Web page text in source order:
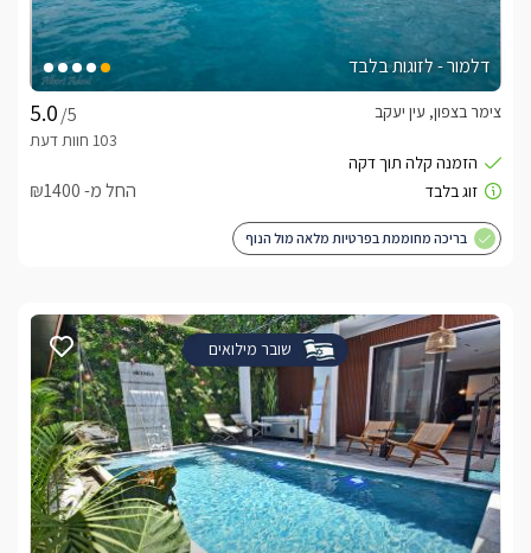
דלמור - לזוגות בלבד
/5
צימר בצפון, עין יעקב
החל מ- ₪1400
בריכה מחוממת בפרטיות מלאה מול הנוף
שובר מילואים